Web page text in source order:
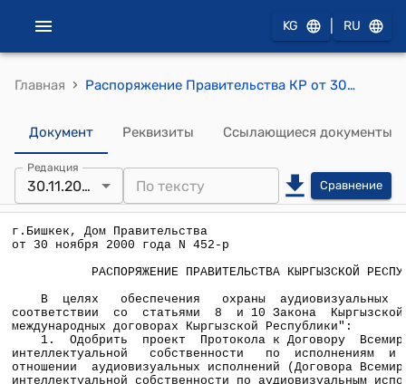
KG RU
Главная › Распоряжение Правительства КР от 30 ноября 2000 года N 452-р (О проекте Протокола к Договору Всемирной организации интеллектуальной собственности по исполнениям и фонограммам в отношении аудиовизуальных исполнений (Договора Всемирной организации интеллектуальной собственности по аудиовизуальным исполнениям)
Документ Реквизиты Ссылающиеся документы
Редакция
30.11.2000 Сравнение